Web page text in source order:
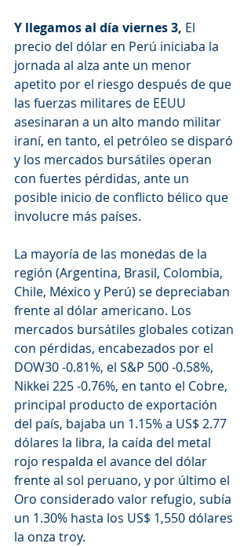
Y llegamos al día viernes 3, El
precio del dólar en Perú iniciaba la
jornada al alza ante un menor
apetito por el riesgo después de que
las fuerzas militares de EEUU
asesinaran a un alto mando militar
iraní, en tanto, el petróleo se disparó
y los mercados bursátiles operan
con fuertes pérdidas, ante un
posible inicio de conflicto bélico que
involucre más países.
La mayoría de las monedas de la
región (Argentina, Brasil, Colombia,
Chile, México y Perú) se depreciaban
frente al dólar americano. Los
mercados bursátiles globales cotizan
con pérdidas, encabezados por el
DOW30 -0.81%, el S&P 500 -0.58%,
Nikkei 225 -0.76%, en tanto el Cobre,
principal producto de exportación
del país, bajaba un 1.15% a US$ 2.77
dólares la libra, la caída del metal
rojo respalda el avance del dólar
frente al sol peruano, y por último el
Oro considerado valor refugio, subía
un 1.30% hasta los US$ 1,550 dólares
la onza troy.